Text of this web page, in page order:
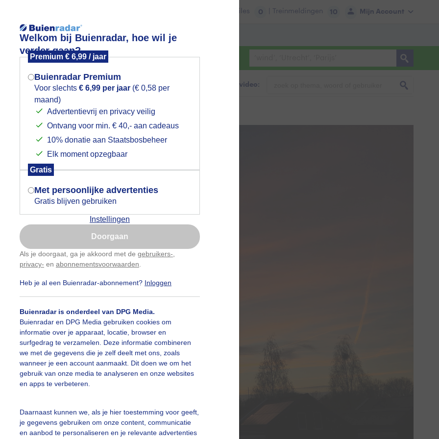
Welkom bij Buienradar, hoe wil je
verder gaan?
Premium € 6,99 / jaar
Buienradar Premium
Voor slechts € 6,99 per jaar (€ 0,58 per
maand)
Advertentievrij en privacy veilig
Ontvang voor min. € 40,- aan cadeaus
10% donatie aan Staatsbosbeheer
Elk moment opzegbaar
Gratis
Met persoonlijke advertenties
Gratis blijven gebruiken
Instellingen
Doorgaan
Als je doorgaat, ga je akkoord met de gebruikers-
privacy- en abonnementsvoorwaarden
Heb je al een Buienradar-abonnement? Inloggen
Buienradar is onderdeel van DPG Media.
Buienradar en DPG Media gebruiken cookies om
informatie over je apparaat, locatie, browser en
surfgedrag te verzamelen. Deze informatie combineren
we met de gegevens die je zelf deelt met ons, zoals
wanneer je een account aanmaakt. Dit doen we om het
gebruik van onze media te analyseren en onze websites
en apps te verbeteren.
Daarnaast kunnen we, als je hier toestemming voor geeft,
je gegevens gebruiken om onze content, communicatie
en aanbod te personaliseren en je relevante advertenties
Mijn Account
Files 0 | Treinmeldingen 10
Lees meer.
Foto en video Weerzine
Zoeken in foto & video:
luchten boven Ede
Mogen we je locatie gebruiken voor
het weer?
Indien je hier nog geen akkoord op hebt
gegeven, verschijnt er zo een pop-up uit
je browser waarin deze toestemming
gevraagd wordt.
Is goed, toon de popup
Nu niet, misschien later
Gebruik je Safari en wil je niet elke dag deze pop-up
Klikhierom dit aan te passen